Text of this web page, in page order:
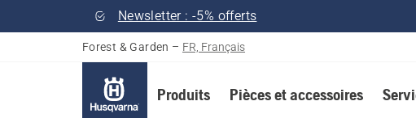
Newsletter : -5% offerts
Forest & Garden – FR, Français
Produits Pièces et accessoires